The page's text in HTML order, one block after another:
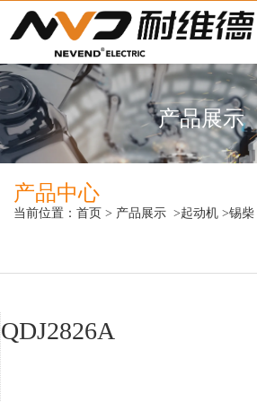
产品展示
产品中心
当前位置： 首页 > 产品展示 >起动机 >锡柴
QDJ2826A